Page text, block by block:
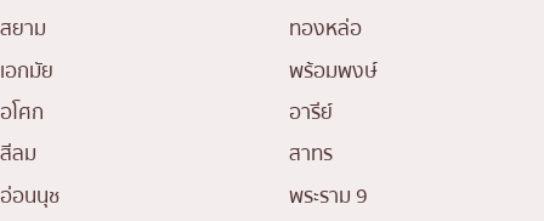
สยาม
ทองหล่อ
เอกมัย
พร้อมพงษ์
อโศก
อารีย์
สีลม
สาทร
อ่อนนุช
พระราม 9